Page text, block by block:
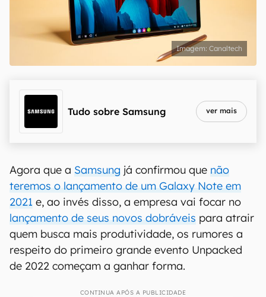
Canaltech
Tudo sobre Samsung ver mais
Agora que a Samsung já confirmou que não
teremos o lançamento de um Galaxy Note em
2021 e, ao invés disso, a empresa vai focar no
lançamento de seus novos dobráveis para atrair
quem busca mais produtividade, os rumores a
respeito do primeiro grande evento Unpacked
de 2022 começam a ganhar forma.
CONTINUA APÓS A PUBLICIDADE